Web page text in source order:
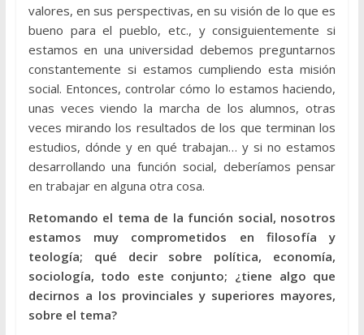
valores, en sus perspectivas, en su visión de lo que es
bueno para el pueblo, etc., y consiguientemente si
estamos en una universidad debemos preguntarnos
constantemente si estamos cumpliendo esta misión
social. Entonces, controlar cómo lo estamos haciendo,
unas veces viendo la marcha de los alumnos, otras
veces mirando los resultados de los que terminan los
estudios, dónde y en qué trabajan… y si no estamos
desarrollando una función social, deberíamos pensar
en trabajar en alguna otra cosa.
Retomando el tema de la función social, nosotros
estamos muy comprometidos en filosofía y
teología; qué decir sobre política, economía,
sociología, todo este conjunto; ¿tiene algo que
decirnos a los provinciales y superiores mayores,
sobre el tema?